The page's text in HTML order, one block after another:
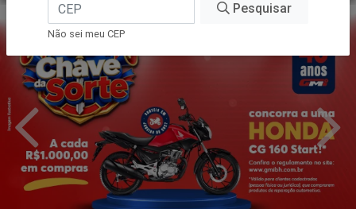
Pesquisar
Não sei meu CEP